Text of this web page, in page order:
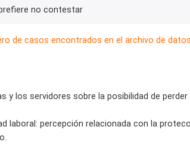
no contestar
de casos encontrados en el archivo de
y los servidores sobre la posibilidad de
laboral: percepción relacionada con la